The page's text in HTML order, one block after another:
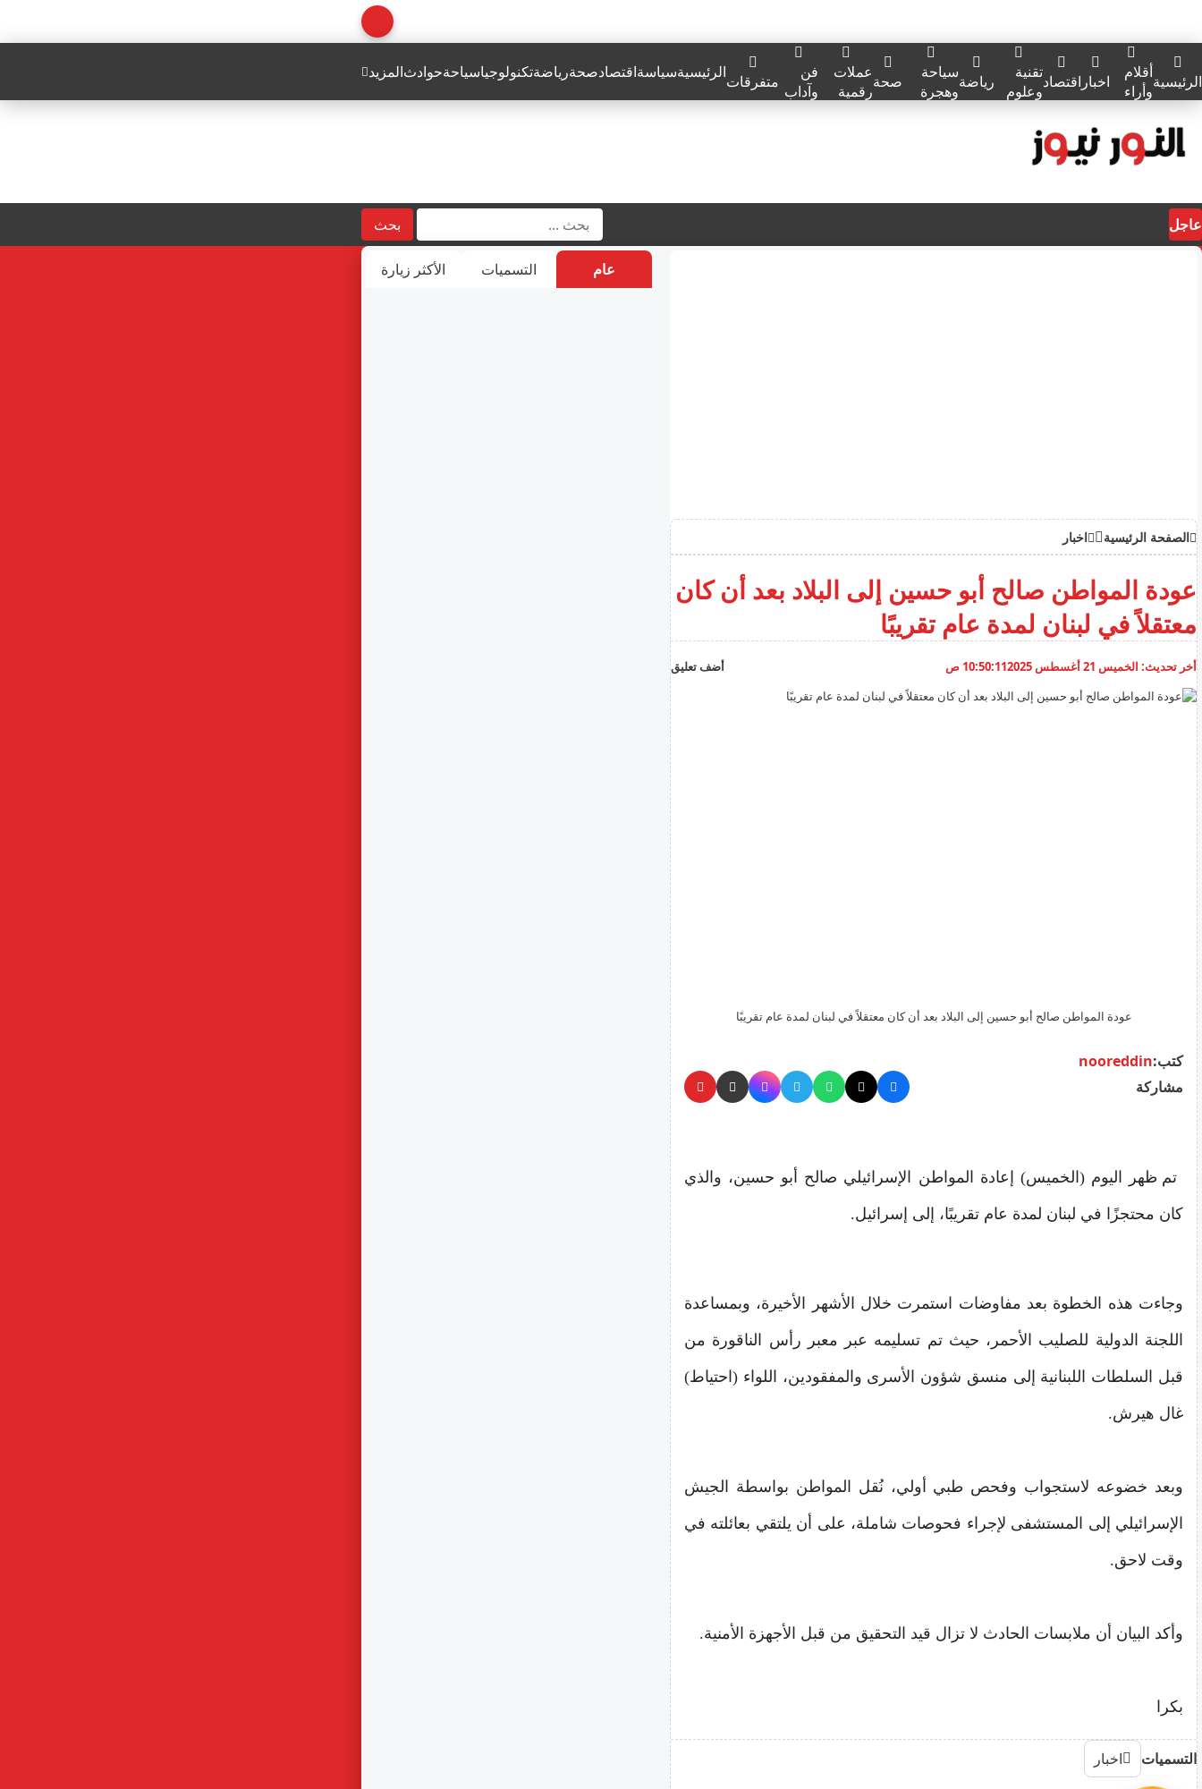
الرئيسيةأقلام
وأراء
اخبار اقتصادتقنية
وعلوم
رياضةسياحة
وهجرة
صحةعملات
رقمية
فن
وآداب متفرقاتالرئيسيةسياسةاقتصادصحةرياضةتكنولوجياسياحةحوادثالمزيد
عاجل بحث
الصفحة الرئيسية اخبار
عودة المواطن صالح أبو حسين إلى البلاد بعد أن كان
معتقلاً في لبنان لمدة عام تقريبًا
أخر تحديث: الخميس 21 أغسطس 2025 10:50:11 ص أضف تعليق
عودة المواطن صالح أبو حسين إلى البلاد بعد أن كان معتقلاً في لبنان لمدة عام تقريبًا
كتب:nooreddin
مشاركة
تم ظهر اليوم (الخميس) إعادة المواطن الإسرائيلي صالح أبو حسين، والذي
كان محتجزًا في لبنان لمدة عام تقريبًا، إلى إسرائيل.
وجاءت هذه الخطوة بعد مفاوضات استمرت خلال الأشهر الأخيرة، وبمساعدة
اللجنة الدولية للصليب الأحمر، حيث تم تسليمه عبر معبر رأس الناقورة من
قبل السلطات اللبنانية إلى منسق شؤون الأسرى والمفقودين، اللواء (احتياط)
غال هيرش.
وبعد خضوعه لاستجواب وفحص طبي أولي، نُقل المواطن بواسطة الجيش
الإسرائيلي إلى المستشفى لإجراء فحوصات شاملة، على أن يلتقي بعائلته في
وقت لاحق.
وأكد البيان أن ملابسات الحادث لا تزال قيد التحقيق من قبل الأجهزة الأمنية.
بكرا
التسميات اخبار
عام التسميات الأكثر زيارة